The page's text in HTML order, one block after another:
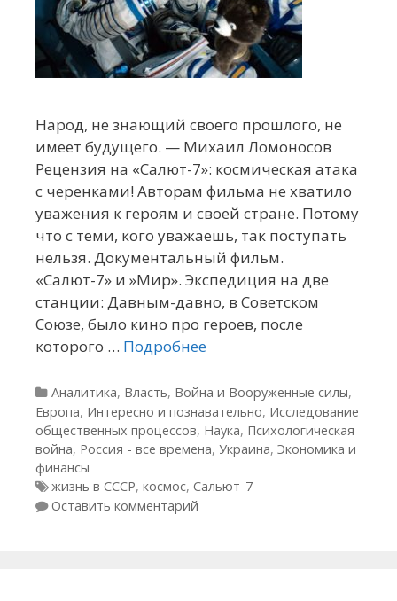
Народ, не знающий своего прошлого, не
имеет будущего. — Михаил Ломоносов
Рецензия на «Салют-7»: космическая атака
с черенками! Авторам фильма не хватило
уважения к героям и своей стране. Потому
что с теми, кого уважаешь, так поступать
нельзя. Документальный фильм.
«Салют-7» и »Мир». Экспедиция на две
станции: Давным-давно, в Советском
Союзе, было кино про героев, после
которого … Подробнее
Рубрики
Аналитика, Власть, Война и Вооруженные силы,
Европа, Интересно и познавательно, Исследование
общественных процессов, Наука, Психологическая
война, Россия - все времена, Украина, Экономика и
финансы
Метки
жизнь в СССР, космос, Сальют-7
Оставить комментарий